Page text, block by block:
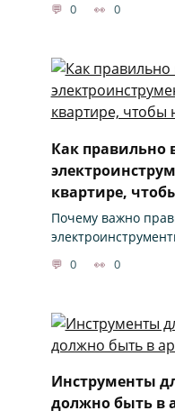
0 0
Как правильно
квартире,
Почему важно
0 0
Инструменты
должно быть в